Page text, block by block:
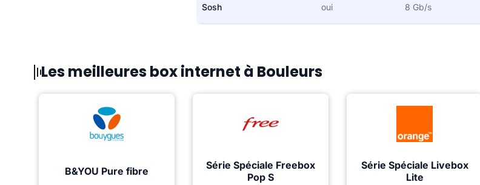
Sosh oui 8 Gb/s
Les meilleures box internet à Bouleurs
B&YOU Pure fibre
Série Spéciale Freebox
Pop S
Série Spéciale Livebox
Lite